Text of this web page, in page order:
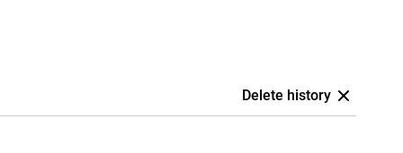
Delete history